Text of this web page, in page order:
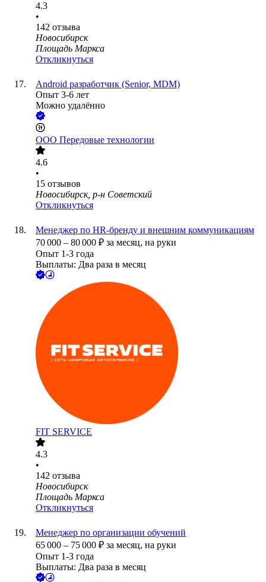
4.3
•
142 отзыва
Новосибирск
Площадь Маркса
Откликнуться
Android разработчик (Senior, MDM)
Опыт 3-6 лет
Можно удалённо
ООО Передовые технологии
4.6
•
15 отзывов
Новосибирск, р-н Советский
Откликнуться
Менеджер по HR-бренду и внешним коммуникациям
70 000 – 80 000 ₽ за месяц, на руки
Опыт 1-3 года
Выплаты: Два раза в месяц
FIT SERVICE
4.3
•
142 отзыва
Новосибирск
Площадь Маркса
Откликнуться
Менеджер по организации обучений
65 000 – 75 000 ₽ за месяц, на руки
Опыт 1-3 года
Выплаты: Два раза в месяц